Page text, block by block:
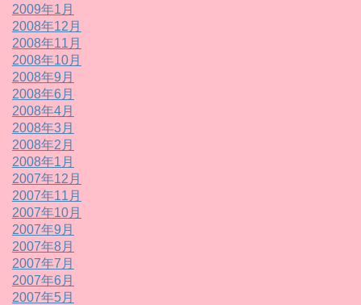
2009年1月
2008年12月
2008年11月
2008年10月
2008年9月
2008年6月
2008年4月
2008年3月
2008年2月
2008年1月
2007年12月
2007年11月
2007年10月
2007年9月
2007年8月
2007年7月
2007年6月
2007年5月